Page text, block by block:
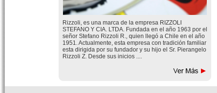
Rizzoli, es una marca de la empresa RIZZOLI
STEFANO Y CIA. LTDA. Fundada en el año 1963 por el
señor Stefano Rizzoli R., quien llegó a Chile en el año
1951. Actualmente, esta empresa con tradición familiar
esta dirigida por su fundador y su hijo el Sr. Pierangelo
Rizzoli Z. Desde sus inicios ....